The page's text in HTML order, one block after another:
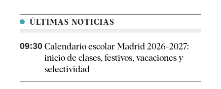
ÚLTIMAS NOTICIAS
09:30 Calendario escolar Madrid 2026-2027:
inicio de clases, festivos, vacaciones y
selectividad